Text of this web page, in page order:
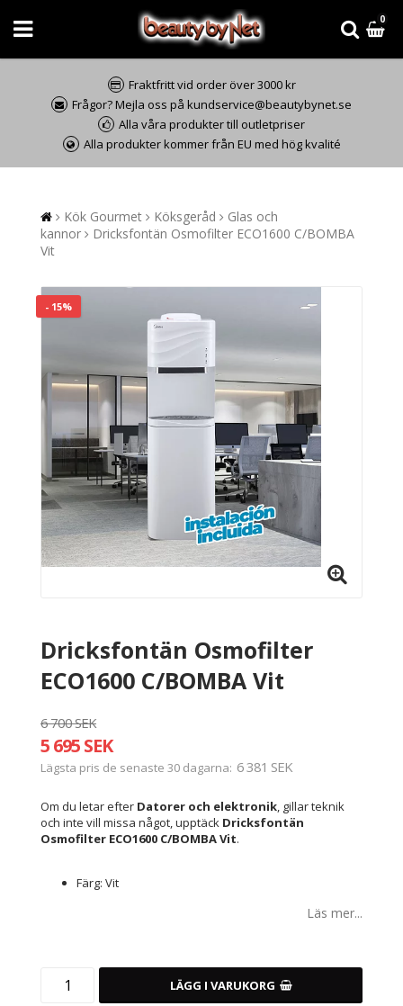
0
Fraktfritt vid order över 3000 kr
Frågor? Mejla oss på kundservice@beautybynet.se
Alla våra produkter till outletpriser
Alla produkter kommer från EU med hög kvalité
Kök Gourmet Köksgeråd
Glas och
kannor
Dricksfontän Osmofilter ECO1600 C/BOMBA
Vit
- 15%
Dricksfontän Osmofilter
ECO1600 C/BOMBA Vit
6 700 SEK
5 695 SEK
Lägsta pris de senaste 30 dagarna 6 381 SEK
Om du letar efter Datorer och elektronik, gillar teknik
och inte vill missa något, upptäck Dricksfontän
Osmofilter ECO1600 C/BOMBA Vit.
Färg: Vit
Läs mer...
LÄGG I VARUKORG